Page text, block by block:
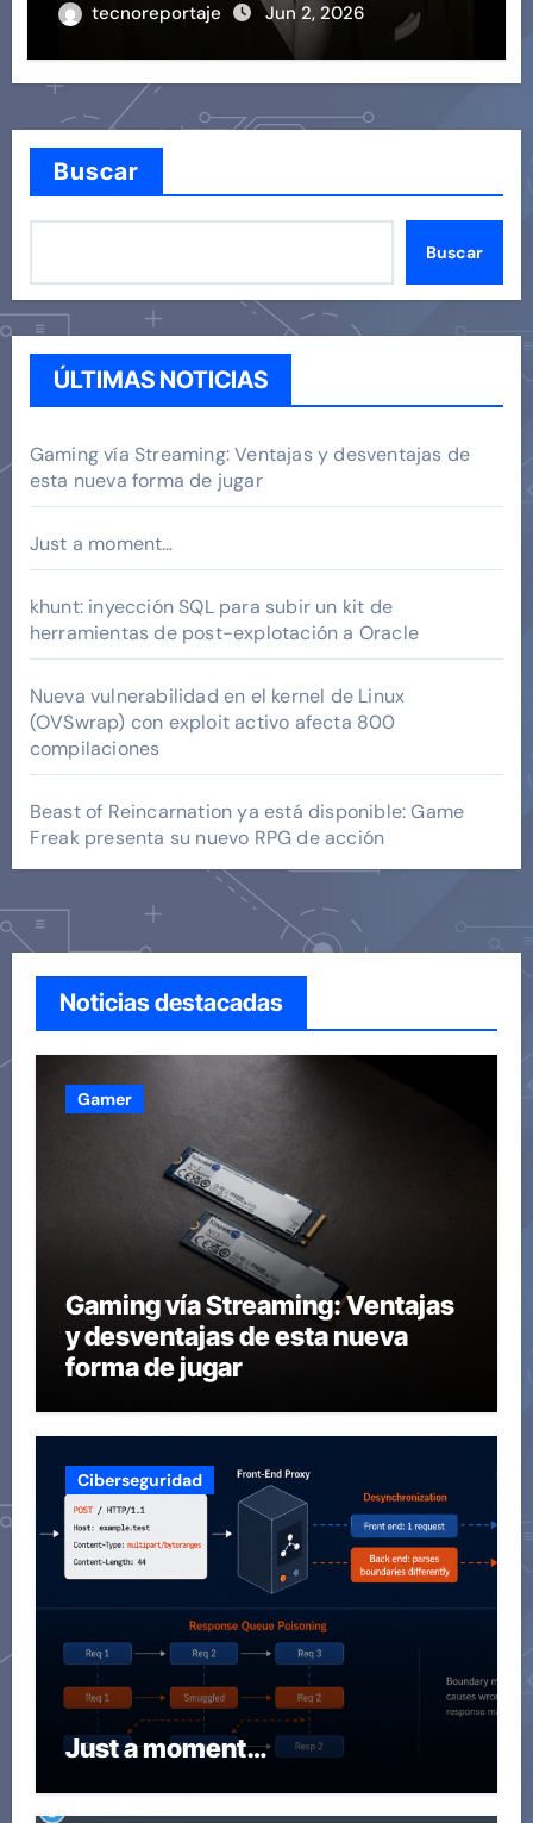
tecnoreportaje Jun 2, 2026
Buscar
Buscar
ÚLTIMAS NOTICIAS
Gaming vía Streaming: Ventajas y desventajas de
esta nueva forma de jugar
Just a moment…
khunt: inyección SQL para subir un kit de
herramientas de post-explotación a Oracle
Nueva vulnerabilidad en el kernel de Linux
(OVSwrap) con exploit activo afecta 800
compilaciones
Beast of Reincarnation ya está disponible: Game
Freak presenta su nuevo RPG de acción
Noticias destacadas
Gamer
Gaming vía Streaming: Ventajas
y desventajas de esta nueva
forma de jugar
Ciberseguridad
Just a moment…